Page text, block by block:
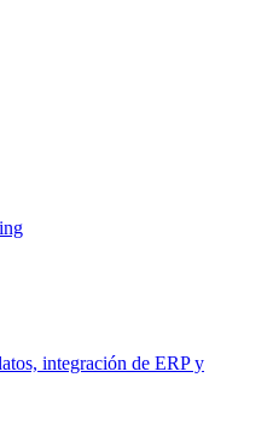
integración de ERP y